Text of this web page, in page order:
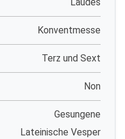
Laudes
Konventmesse
Terz und Sext
Non
Gesungene
Lateinische Vesper